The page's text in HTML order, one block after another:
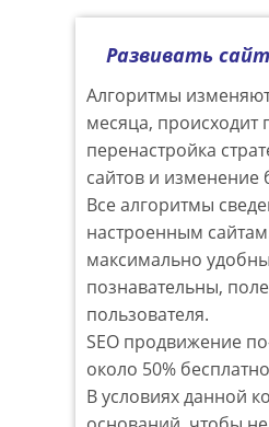
Развивать
Алгоритмы
месяца, происходит
перенастройка
сайтов и изменение
Все алгоритмы
настроенным
максимально
познавательны,
пользователя.
SEO продвижение
около 50%
В условиях данной